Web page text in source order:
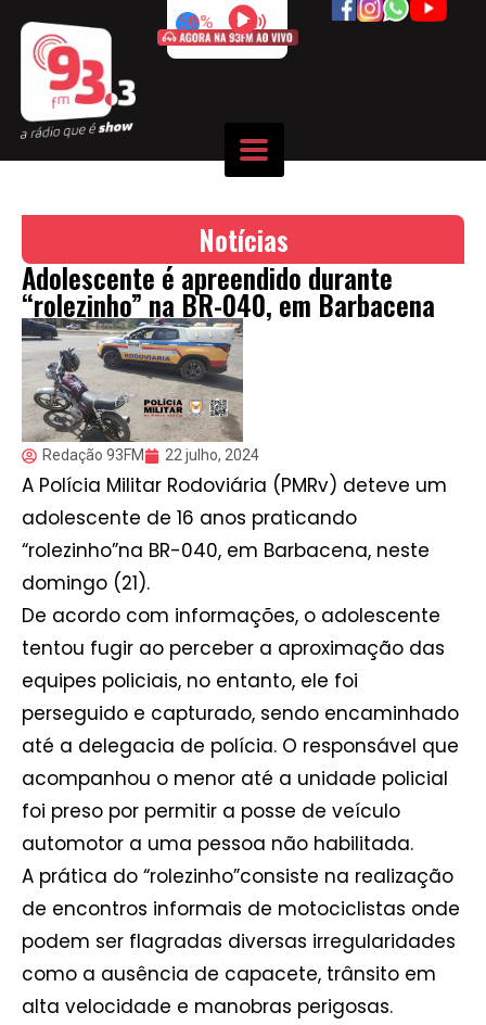
50%
Notícias
Adolescente é apreendido durante
“rolezinho” na BR-040, em Barbacena
Redação 93FM 22 julho, 2024
A Polícia Militar Rodoviária (PMRv) deteve um
adolescente de 16 anos praticando
“rolezinho”na BR-040, em Barbacena, neste
domingo (21).
De acordo com informações, o adolescente
tentou fugir ao perceber a aproximação das
equipes policiais, no entanto, ele foi
perseguido e capturado, sendo encaminhado
até a delegacia de polícia. O responsável que
acompanhou o menor até a unidade policial
foi preso por permitir a posse de veículo
automotor a uma pessoa não habilitada.
A prática do “rolezinho”consiste na realização
de encontros informais de motociclistas onde
podem ser flagradas diversas irregularidades
como a ausência de capacete, trânsito em
alta velocidade e manobras perigosas.